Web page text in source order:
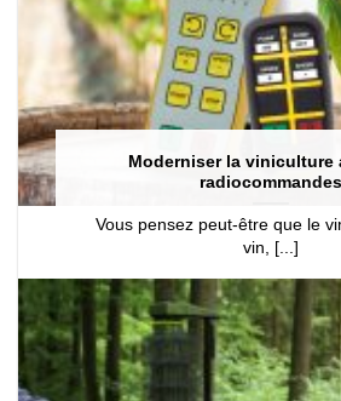
Moderniser la viniculture
radiocommandes
Vous pensez peut-être que le
vin, [...]